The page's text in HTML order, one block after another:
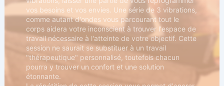
vos besoins et vos envies. Une série de 3 vibrations,
comme autant d'ondes vous parcourant tout le
corps aidera votre inconscient à trouver l'espace de
travail nécessaire à l'atteinte de votre objectif. Cette
session ne saurait se substituer à un travail
"thérapeutique" personnalisé, toutefois chacun
pourra y trouver un confort et une solution
étonnante.